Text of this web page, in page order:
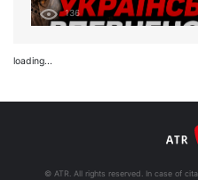
136
loading...
© ATR. All rights reserved. In case of